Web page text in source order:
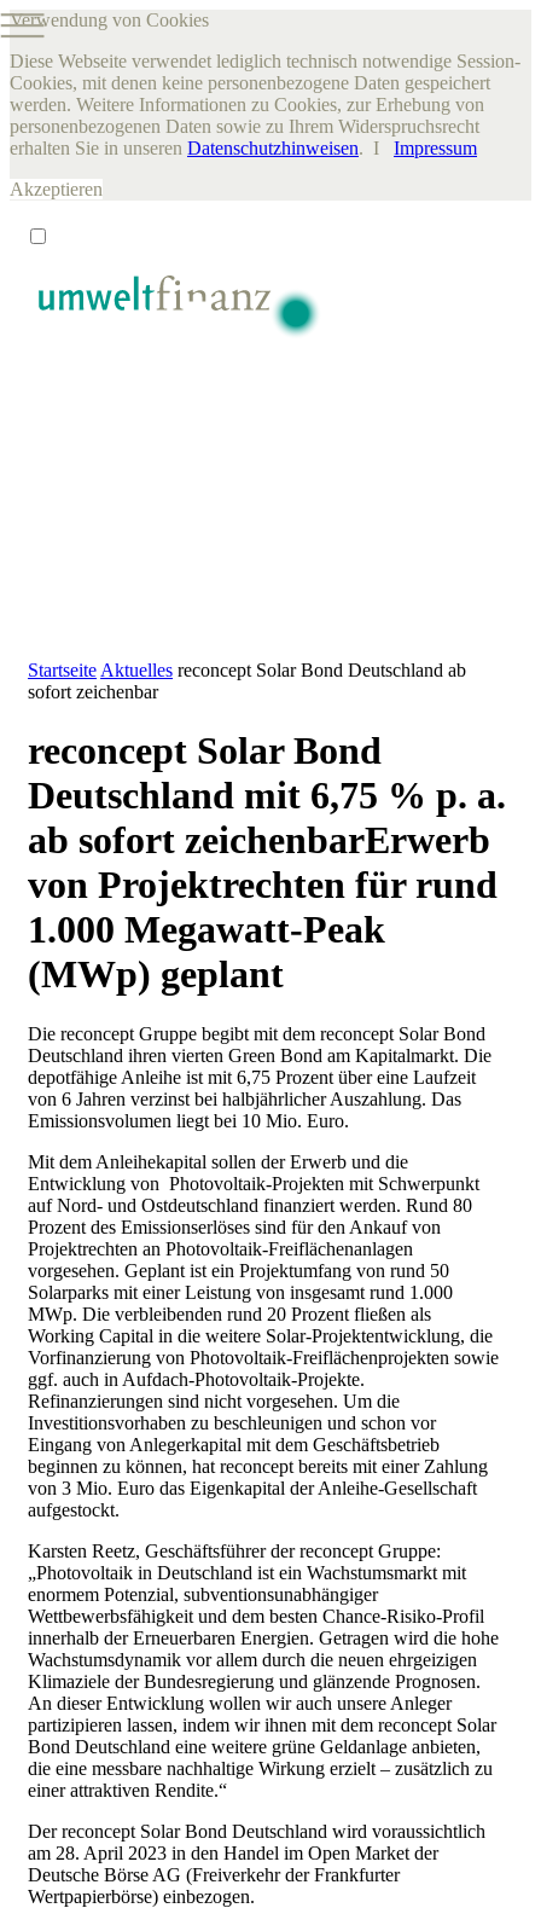
Verwendung von Cookies
Diese Webseite verwendet lediglich technisch notwendige Session-
Cookies, mit denen keine personenbezogene Daten gespeichert
werden. Weitere Informationen zu Cookies, zur Erhebung von
personenbezogenen Daten sowie zu Ihrem Widerspruchsrecht
erhalten Sie in unseren Datenschutzhinweisen. I Impressum
Akzeptieren
Startseite Aktuelles reconcept Solar Bond Deutschland ab
sofort zeichenbar
reconcept Solar Bond
Deutschland mit 6,75 % p. a.
ab sofort zeichenbarErwerb
von Projektrechten für rund
1.000 Megawatt-Peak
(MWp) geplant
Die reconcept Gruppe begibt mit dem reconcept Solar Bond
Deutschland ihren vierten Green Bond am Kapitalmarkt. Die
depotfähige Anleihe ist mit 6,75 Prozent über eine Laufzeit
von 6 Jahren verzinst bei halbjährlicher Auszahlung. Das
Emissionsvolumen liegt bei 10 Mio. Euro.
Mit dem Anleihekapital sollen der Erwerb und die
Entwicklung von Photovoltaik-Projekten mit Schwerpunkt
auf Nord- und Ostdeutschland finanziert werden. Rund 80
Prozent des Emissionserlöses sind für den Ankauf von
Projektrechten an Photovoltaik-Freiflächenanlagen
vorgesehen. Geplant ist ein Projektumfang von rund 50
Solarparks mit einer Leistung von insgesamt rund 1.000
MWp. Die verbleibenden rund 20 Prozent fließen als
Working Capital in die weitere Solar-Projektentwicklung, die
Vorfinanzierung vonPhotovoltaik-Freiflächenprojekten sowie
ggf. auch in Aufdach-Photovoltaik-Projekte.
Refinanzierungen sind nicht vorgesehen. Um die
Investitionsvorhaben zu beschleunigen und schon vor
Eingang von Anlegerkapital mit dem Geschäftsbetrieb
beginnen zu können, hat reconcept bereits mit einer Zahlung
von 3 Mio. Euro das Eigenkapital der Anleihe-Gesellschaft
aufgestockt.
Karsten Reetz, Geschäftsführer der reconcept Gruppe:
„Photovoltaik in Deutschland ist ein Wachstumsmarkt mit
enormem Potenzial, subventionsunabhängiger
Wettbewerbsfähigkeit und dem besten Chance-Risiko-Profil
innerhalb der Erneuerbaren Energien. Getragen wird die hohe
Wachstumsdynamik vor allem durch die neuen ehrgeizigen
Klimaziele der Bundesregierung und glänzende Prognosen.
An dieser Entwicklung wollen wir auch unsere Anleger
partizipieren lassen, indem wir ihnen mit dem reconcept Solar
Bond Deutschland eine weitere grüne Geldanlage anbieten,
die eine messbare nachhaltige Wirkung erzielt – zusätzlich zu
einer attraktiven Rendite.“
Der reconcept Solar Bond Deutschland wird voraussichtlich
am 28. April 2023 in den Handel im Open Market der
Deutsche Börse AG (Freiverkehr der Frankfurter
Wertpapierbörse) einbezogen.